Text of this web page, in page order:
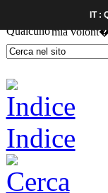
Indice
IT :